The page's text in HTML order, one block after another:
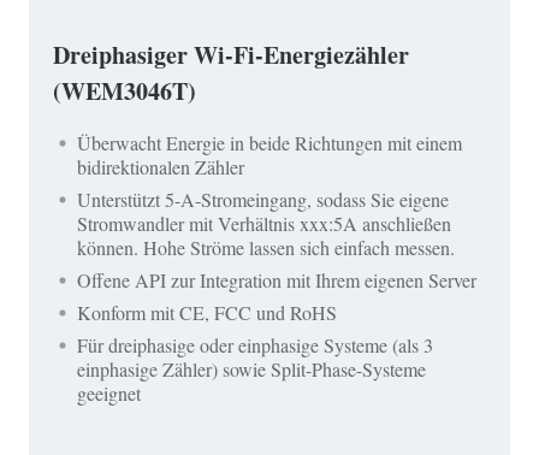
Dreiphasiger Wi-Fi-Energiezähler
(WEM3046T)
Überwacht Energie in beide Richtungen mit einem
bidirektionalen Zähler
Unterstützt 5-A-Stromeingang, sodass Sie eigene
Stromwandler mit Verhältnis xxx:5A anschließen
können. Hohe Ströme lassen sich einfach messen.
Offene API zur Integration mit Ihrem eigenen Server
Konform mit CE, FCC und RoHS
Für dreiphasige oder einphasige Systeme (als 3
einphasige Zähler) sowie Split-Phase-Systeme
geeignet